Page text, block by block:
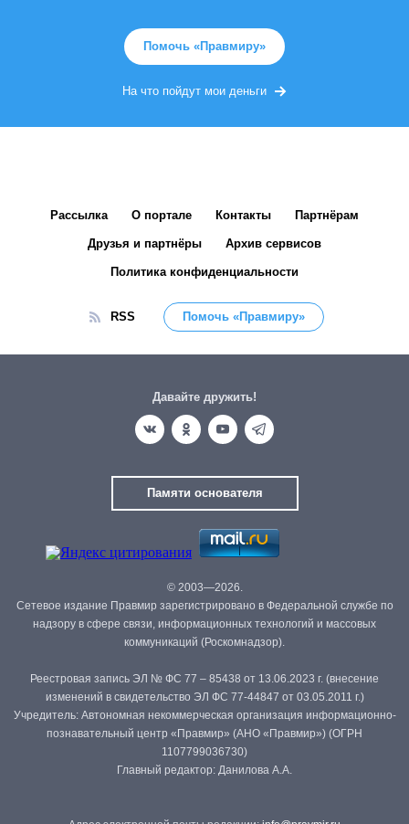
Помочь «Правмиру»
На что пойдут мои деньги
Рассылка О портале Контакты Партнёрам
Друзья и партнёры Архив сервисов
Политика конфиденциальности
RSS Помочь «Правмиру»
Давайте дружить!
Памяти основателя
© 2003—2026.
Сетевое издание Правмир зарегистрировано в Федеральной службе по
надзору в сфере связи, информационных технологий и массовых
коммуникаций (Роскомнадзор).
Реестровая запись ЭЛ № ФС 77 – 85438 от 13.06.2023 г. (внесение
изменений в свидетельство ЭЛ ФС 77-44847 от 03.05.2011 г.)
Учредитель: Автономная некоммерческая организация информационно-
познавательный центр «Правмир» (АНО «Правмир») (ОГРН
1107799036730)
Главный редактор: Данилова А.А.